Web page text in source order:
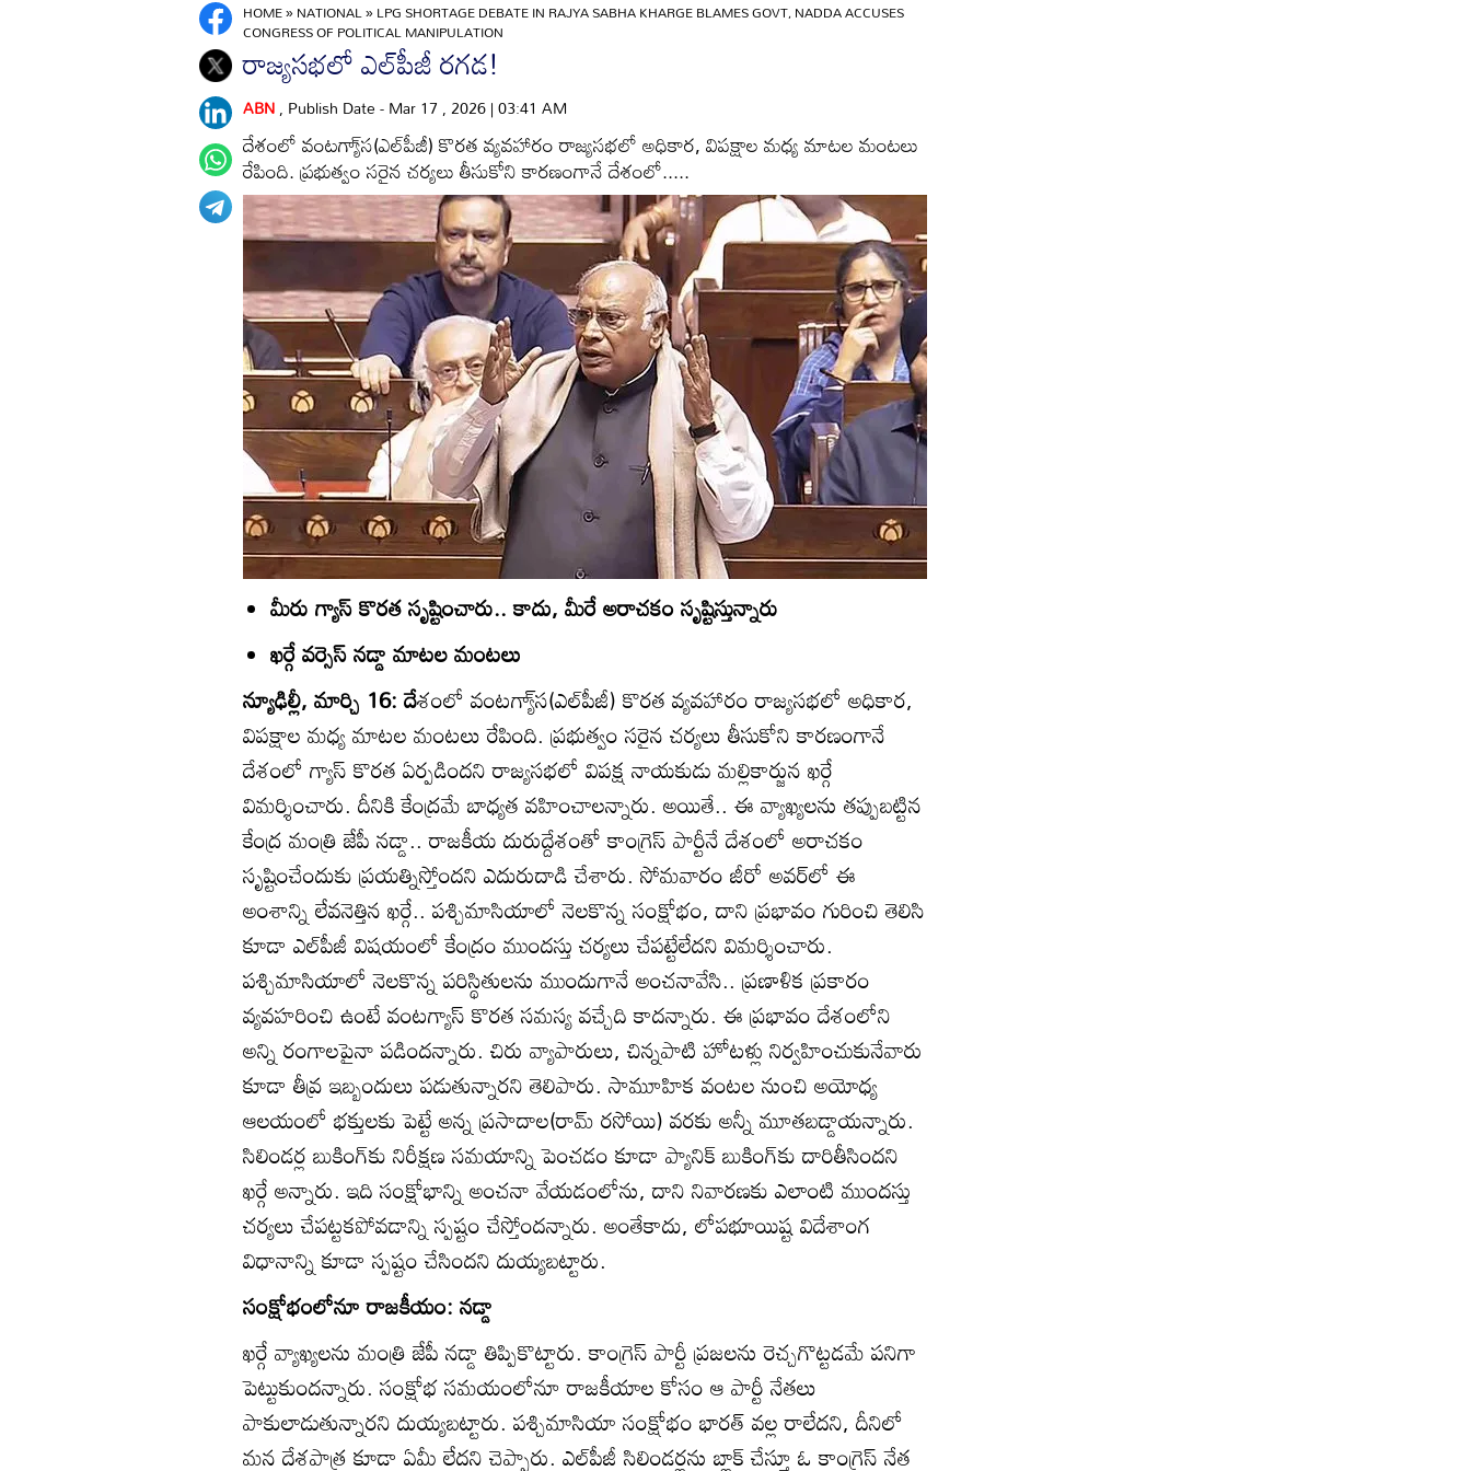
HOME»NATIONAL»LPG SHORTAGE DEBATE IN RAJYA SABHA KHARGE BLAMES GOVT, NADDA ACCUSES
CONGRESS OF POLITICAL MANIPULATION
రాజ్యసభలో ఎల్‌పీజీ రగడ!
ABN, Publish Date - Mar 17 , 2026 | 03:41 AM
దేశంలో వంటగ్యా్‌స(ఎల్‌పీజీ) కొరత వ్యవహారం రాజ్యసభలో అధికార, విపక్షాల మధ్య మాటల మంటలు
రేపింది. ప్రభుత్వం సరైన చర్యలు తీసుకోని కారణంగానే దేశంలో.....
మీరు గ్యాస్‌ కొరత సృష్టించారు.. కాదు, మీరే అరాచకం సృష్టిస్తున్నారు
ఖర్గే వర్సెస్‌ నడ్డా మాటల మంటలు
న్యూఢిల్లీ, మార్చి 16: దేశంలో వంటగ్యా్‌స(ఎల్‌పీజీ) కొరత వ్యవహారం రాజ్యసభలో అధికార,
విపక్షాల మధ్య మాటల మంటలు రేపింది. ప్రభుత్వం సరైన చర్యలు తీసుకోని కారణంగానే
దేశంలో గ్యాస్‌ కొరత ఏర్పడిందని రాజ్యసభలో విపక్ష నాయకుడు మల్లికార్జున ఖర్గే
విమర్శించారు. దీనికి కేంద్రమే బాధ్యత వహించాలన్నారు. అయితే.. ఈ వ్యాఖ్యలను తప్పుబట్టిన
కేంద్ర మంత్రి జేపీ నడ్డా.. రాజకీయ దురుద్దేశంతో కాంగ్రెస్‌ పార్టీనే దేశంలో అరాచకం
సృష్టించేందుకు ప్రయత్నిస్తోందని ఎదురుదాడి చేశారు. సోమవారం జీరో అవర్‌లో ఈ
అంశాన్ని లేవనెత్తిన ఖర్గే.. పశ్చిమాసియాలో నెలకొన్న సంక్షోభం, దాని ప్రభావం గురించి తెలిసి
కూడా ఎల్‌పీజీ విషయంలో కేంద్రం ముందస్తు చర్యలు చేపట్టేలేదని విమర్శించారు.
పశ్చిమాసియాలో నెలకొన్న పరిస్థితులను ముందుగానే అంచనావేసి.. ప్రణాళిక ప్రకారం
వ్యవహరించి ఉంటే వంటగ్యాస్‌ కొరత సమస్య వచ్చేది కాదన్నారు. ఈ ప్రభావం దేశంలోని
అన్ని రంగాలపైనా పడిందన్నారు. చిరు వ్యాపారులు, చిన్నపాటి హోటళ్లు నిర్వహించుకునేవారు
కూడా తీవ్ర ఇబ్బందులు పడుతున్నారని తెలిపారు. సామూహిక వంటల నుంచి అయోధ్య
ఆలయంలో భక్తులకు పెట్టే అన్న ప్రసాదాల(రామ్‌ రసోయి) వరకు అన్నీ మూతబడ్డాయన్నారు.
సిలిండర్ల బుకింగ్‌కు నిరీక్షణ సమయాన్ని పెంచడం కూడా ప్యానిక్‌ బుకింగ్‌కు దారితీసిందని
ఖర్గే అన్నారు. ఇది సంక్షోభాన్ని అంచనా వేయడంలోను, దాని నివారణకు ఎలాంటి ముందస్తు
చర్యలు చేపట్టకపోవడాన్ని స్పష్టం చేస్తోందన్నారు. అంతేకాదు, లోపభూయిష్ట విదేశాంగ
విధానాన్ని కూడా స్పష్టం చేసిందని దుయ్యబట్టారు.
సంక్షోభంలోనూ రాజకీయం: నడ్డా
ఖర్గే వ్యాఖ్యలను మంత్రి జేపీ నడ్డా తిప్పికొట్టారు. కాంగ్రెస్‌ పార్టీ ప్రజలను రెచ్చగొట్టడమే పనిగా
పెట్టుకుందన్నారు. సంక్షోభ సమయంలోనూ రాజకీయాల కోసం ఆ పార్టీ నేతలు
పాకులాడుతున్నారని దుయ్యబట్టారు. పశ్చిమాసియా సంక్షోభం భారత్‌ వల్ల రాలేదని, దీనిలో
మన దేశపాత్ర కూడా ఏమీ లేదని చెప్పారు. ఎల్‌పీజీ సిలిండర్లను బ్లాక్‌ చేస్తూ ఓ కాంగ్రెస్‌ నేత